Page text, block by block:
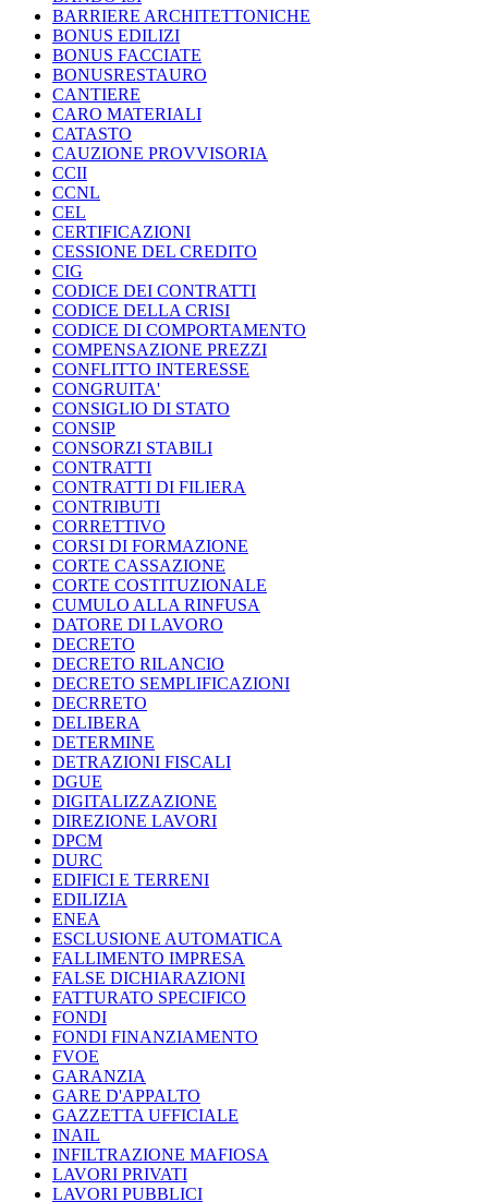
BARRIERE ARCHITETTONICHE
BONUS EDILIZI
BONUS FACCIATE
BONUSRESTAURO
CANTIERE
CARO MATERIALI
CATASTO
CAUZIONE PROVVISORIA
CCII
CCNL
CEL
CERTIFICAZIONI
CESSIONE DEL CREDITO
CIG
CODICE DEI CONTRATTI
CODICE DELLA CRISI
CODICE DI COMPORTAMENTO
COMPENSAZIONE PREZZI
CONFLITTO INTERESSE
CONGRUITA'
CONSIGLIO DI STATO
CONSIP
CONSORZI STABILI
CONTRATTI
CONTRATTI DI FILIERA
CONTRIBUTI
CORRETTIVO
CORSI DI FORMAZIONE
CORTE CASSAZIONE
CORTE COSTITUZIONALE
CUMULO ALLA RINFUSA
DATORE DI LAVORO
DECRETO
DECRETO RILANCIO
DECRETO SEMPLIFICAZIONI
DECRRETO
DELIBERA
DETERMINE
DETRAZIONI FISCALI
DGUE
DIGITALIZZAZIONE
DIREZIONE LAVORI
DPCM
DURC
EDIFICI E TERRENI
EDILIZIA
ENEA
ESCLUSIONE AUTOMATICA
FALLIMENTO IMPRESA
FALSE DICHIARAZIONI
FATTURATO SPECIFICO
FONDI
FONDI FINANZIAMENTO
FVOE
GARANZIA
GARE D'APPALTO
GAZZETTA UFFICIALE
INAIL
INFILTRAZIONE MAFIOSA
LAVORI PRIVATI
LAVORI PUBBLICI